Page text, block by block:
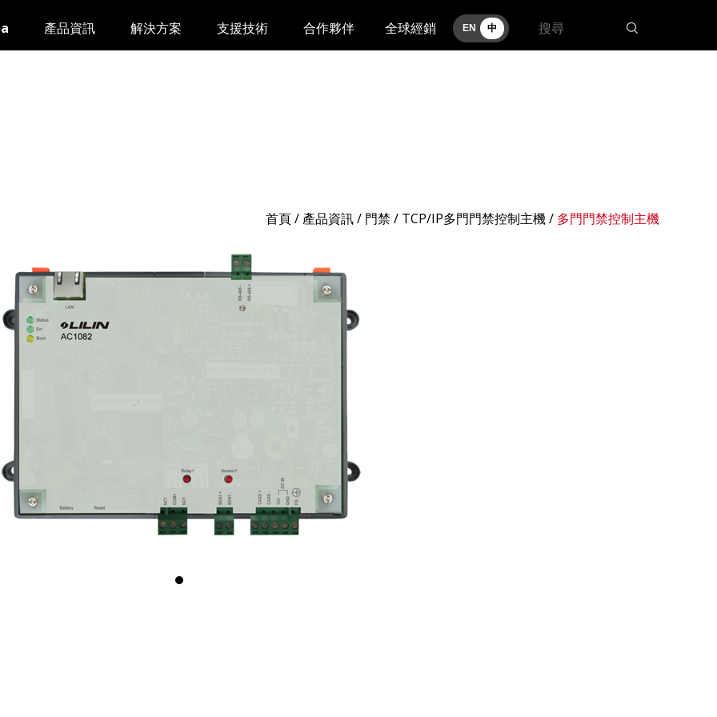
產品資訊 解決方案 支援技術 合作夥伴 全球經銷 EN 中
首頁/產品資訊/ 門禁 / TCP/IP多門門禁控制主機/ 多門門禁控制主機